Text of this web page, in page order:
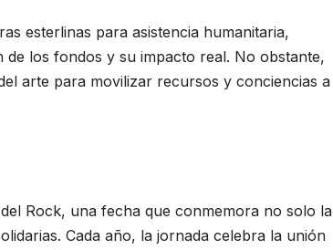
esterlinas para asistencia humanitaria,
los fondos y su impacto real. No obstante,
arte para movilizar recursos y conciencias a
Rock, una fecha que conmemora no solo la
Cada año, la jornada celebra la unión